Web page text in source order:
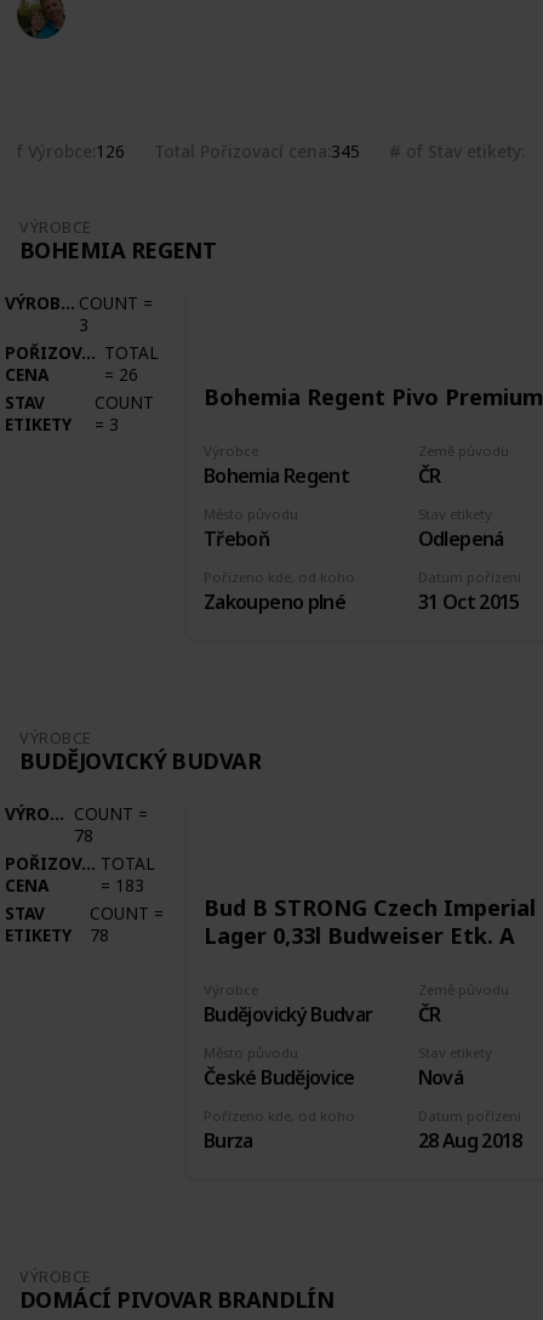
of Výrobce 126 Total Pořizovací cena 345 # of Stav etikety
VÝROBCE
BOHEMIA REGENT
VÝROBCE COUNT =
3
POŘIZOVACÍ
CENA
TOTAL
= 26
STAV
ETIKETY
COUNT
= 3
Bohemia Regent Pivo Premium
Výrobce
Bohemia Regent
Země původu
ČR
Pořízeno kde, od koho
Zakoupeno plné
Stav etikety
Odlepená
Datum pořízení
31 Oct 2015
Město původu
Třeboň
VÝROBCE
BUDĚJOVICKÝ BUDVAR
VÝROBCE COUNT =
78
POŘIZOVACÍ
CENA
TOTAL
= 183
STAV
ETIKETY
COUNT =
78
Bud B STRONG Czech Imperial
Lager 0,33l Budweiser Etk. A
Výrobce
Budějovický Budvar
Země původu
ČR
Pořízeno kde, od koho
Burza
Stav etikety
Nová
Datum pořízení
28 Aug 2018
Město původu
České Budějovice
VÝROBCE
DOMÁCÍ PIVOVAR BRANDLÍN